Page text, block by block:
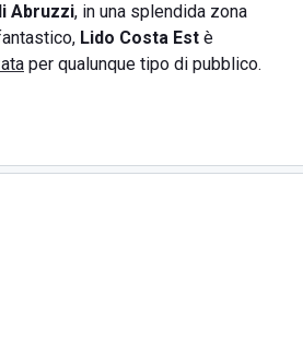
Abruzzi, in una splendida zona
Lido Costa Est è
per qualunque tipo di pubblico.